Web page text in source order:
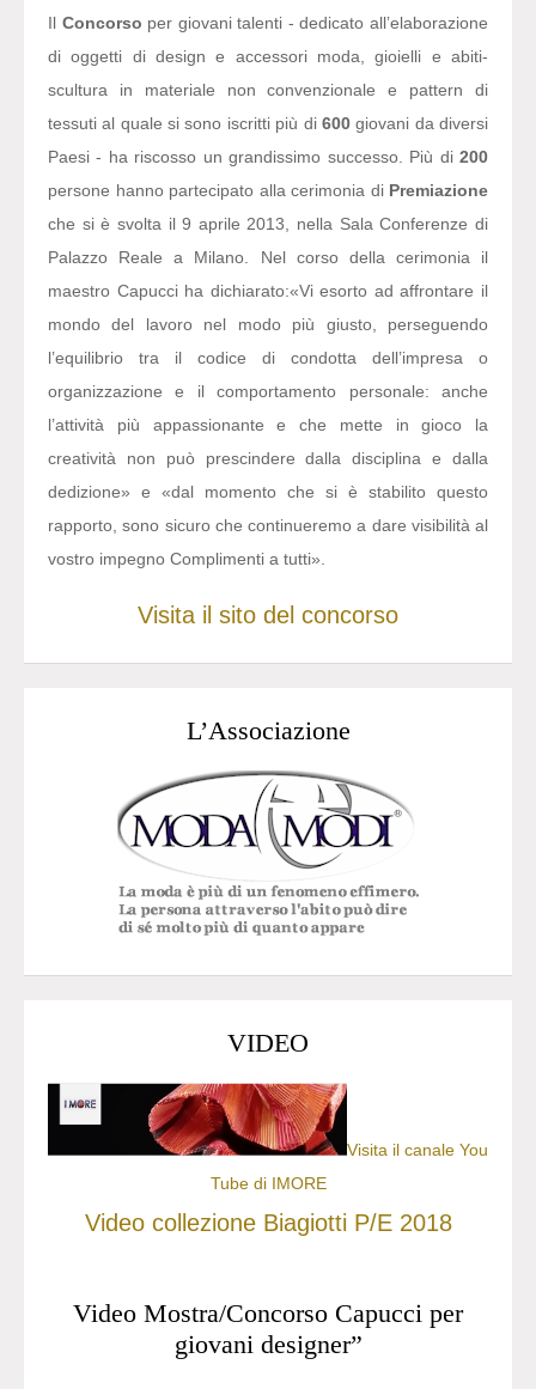
Il Concorso per giovani talenti - dedicato all’elaborazione
di oggetti di design e accessori moda, gioielli e abiti-
scultura in materiale non convenzionale e pattern di
tessuti al quale si sono iscritti più di 600giovani da diversi
Paesi - ha riscosso un grandissimo successo. Più di 200
persone hanno partecipato alla cerimonia di Premiazione
che si è svolta il 9 aprile 2013, nella Sala Conferenze di
Palazzo Reale a Milano. Nel corso della cerimonia il
maestro Capucci ha dichiarato:«Vi esorto ad affrontare il
mondo del lavoro nel modo più giusto, perseguendo
l’equilibrio tra il codice di condotta dell’impresa o
organizzazione e il comportamento personale: anche
l’attività più appassionante e che mette in gioco la
creatività non può prescindere dalla disciplina e dalla
dedizione» e «dal momento che si è stabilito questo
rapporto, sono sicuro che continueremo a dare visibilità al
vostro impegno Complimenti a tutti».
Visita il sito del concorso
L’Associazione
VIDEO
Visita il canale You
Tube di IMORE
Video collezione Biagiotti P/E 2018
Video Mostra/Concorso Capucci per
giovani designer”